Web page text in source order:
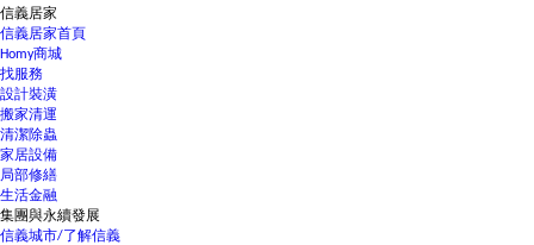
信義居家
信義居家首頁
Homy商城
找服務
設計裝潢
搬家清運
清潔除蟲
家居設備
局部修繕
生活金融
集團與永續發展
信義城市/了解信義